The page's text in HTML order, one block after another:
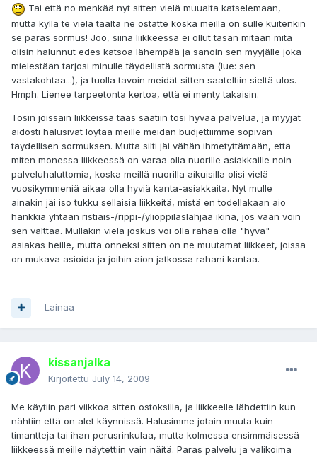
Tai että no menkää nyt sitten vielä muualta katselemaan,
mutta kyllä te vielä täältä ne ostatte koska meillä on sulle kuitenkin
se paras sormus! Joo, siinä liikkeessä ei ollut tasan mitään mitä
olisin halunnut edes katsoa lähempää ja sanoin sen myyjälle joka
mielestään tarjosi minulle täydellistä sormusta (lue: sen
vastakohtaa...), ja tuolla tavoin meidät sitten saateltiin sieltä ulos.
Hmph. Lienee tarpeetonta kertoa, että ei menty takaisin.
Tosin joissain liikkeissä taas saatiin tosi hyvää palvelua, ja myyjät
aidosti halusivat löytää meille meidän budjettiimme sopivan
täydellisen sormuksen. Mutta silti jäi vähän ihmetyttämään, että
miten monessa liikkeessä on varaa olla nuorille asiakkaille noin
palveluhaluttomia, koska meillä nuorilla aikuisilla olisi vielä
vuosikymmeniä aikaa olla hyviä kanta-asiakkaita. Nyt mulle
ainakin jäi iso tukku sellaisia liikkeitä, mistä en todellakaan aio
hankkia yhtään ristiäis-/rippi-/ylioppilaslahjaa ikinä, jos vaan voin
sen välttää. Mullakin vielä joskus voi olla rahaa olla "hyvä"
asiakas heille, mutta onneksi sitten on ne muutamat liikkeet, joissa
on mukava asioida ja joihin aion jatkossa rahani kantaa.
Lainaa
kissanjalka
Kirjoitettu July 14, 2009
Me käytiin pari viikkoa sitten ostoksilla, ja liikkeelle lähdettiin kun
nähtiin että on alet käynnissä. Halusimme jotain muuta kuin
timantteja tai ihan perusrinkulaa, mutta kolmessa ensimmäisessä
liikkeessä meille näytettiin vain näitä. Paras palvelu ja valikoima